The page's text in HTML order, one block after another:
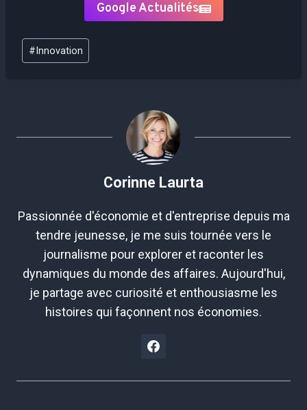
Google Actualités
Étiquettes
de
# Innovation
Corinne Laurta
Passionnée d'économie et d'entreprise depuis ma
tendre jeunesse, je me suis tournée vers le
journalisme pour explorer et raconter les
dynamiques du monde des affaires. Aujourd'hui,
je partage avec curiosité et enthousiasme les
histoires qui façonnent nos économies.